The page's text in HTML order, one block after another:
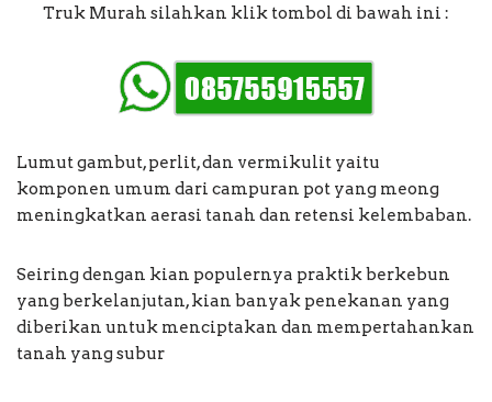
Truk Murah silahkan klik tombol di bawah ini :
Lumut gambut, perlit, dan vermikulit yaitu
komponen umum dari campuran pot yang meong
meningkatkan aerasi tanah dan retensi kelembaban.
Seiring dengan kian populernya praktik berkebun
yang berkelanjutan, kian banyak penekanan yang
diberikan untuk menciptakan dan mempertahankan
tanah yang subur